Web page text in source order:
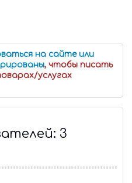
на сайте или
, чтобы писать
услугах
3